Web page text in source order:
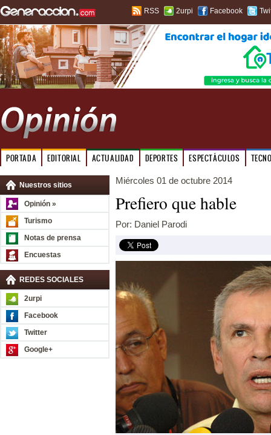
RSS 2urpi Facebook
PORTADA EDITORIAL ACTUALIDAD DEPORTES ESPECTÁCULOS
Nuestros sitios
Opinión »
Turismo
Notas de prensa
Encuestas
REDES SOCIALES
2urpi
Facebook
Twitter
Google+
Miércoles 01 de octubre 2014
Prefiero que hable
Por: Daniel Parodi